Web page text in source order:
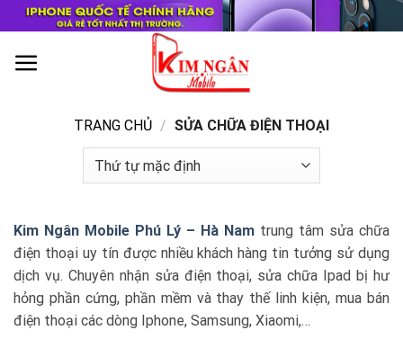
Skip
to
content
TRANG CHỦ / SỬA CHỮA ĐIỆN THOẠI
Kim Ngân Mobile Phú Lý – Hà Nam trung tâm sửa chữa
điện thoại uy tín được nhiều khách hàng tin tưởng sử dụng
dịch vụ. Chuyên nhận sửa điện thoại, sửa chữa Ipad bị hư
hỏng phần cứng, phần mềm và thay thế linh kiện, mua bán
điện thoại các dòng Iphone, Samsung, Xiaomi,…